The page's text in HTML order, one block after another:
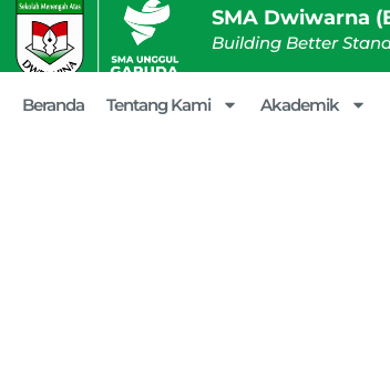
SMA Dwiwarna
Building Better
Beranda Tentang Kami Akademik